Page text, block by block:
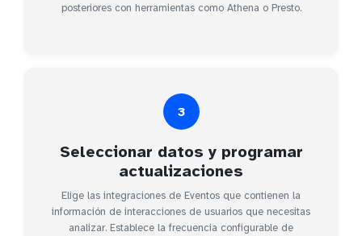
posteriores con herramientas como Athena o Presto.
3
Seleccionar datos y programar
actualizaciones
Elige las integraciones de Eventos que contienen la
información de interacciones de usuarios que necesitas
analizar. Establece la frecuencia configurable de